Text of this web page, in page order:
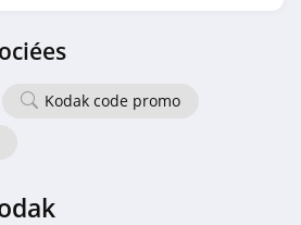
Kodak code promo